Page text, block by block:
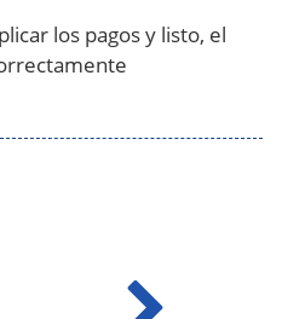
los pagos y listo, el